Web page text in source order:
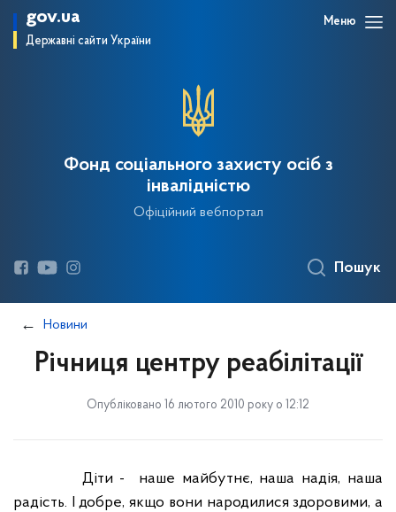
gov.ua
Державні сайти України
Меню
Фонд соціального захисту осіб з
інвалідністю
Офіційний вебпортал
Пошук
Новини
Річниця центру реабілітації
Опубліковано 16 лютого 2010 року о 12:12
Діти -
наше майбутнє, наша надія, наша
радість. І добре, якщо вони народилися здоровими, а